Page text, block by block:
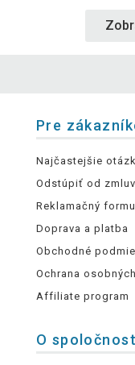
Pre
Najčastejšie
Odstúpiť od
Reklamačný
Doprava a platba
Obchodné
Ochrana
Affiliate program
O